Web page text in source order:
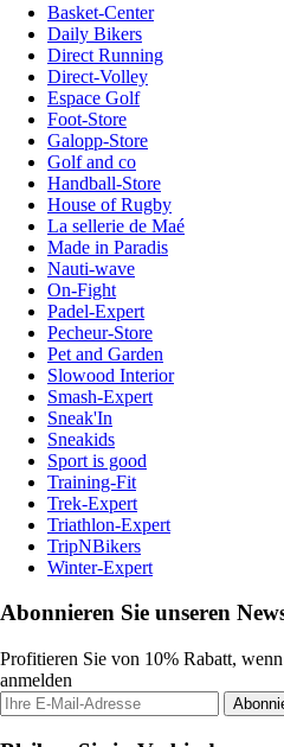
Basket-Center
Daily Bikers
Direct Running
Direct-Volley
Espace Golf
Foot-Store
Galopp-Store
Golf and co
Handball-Store
House of Rugby
La sellerie de Maé
Made in Paradis
Nauti-wave
On-Fight
Padel-Expert
Pecheur-Store
Pet and Garden
Slowood Interior
Smash-Expert
Sneak'In
Sneakids
Sport is good
Training-Fit
Trek-Expert
Triathlon-Expert
TripNBikers
Winter-Expert
Abonnieren Sie unseren
Profitieren Sie von 10% Rabatt,
anmelden